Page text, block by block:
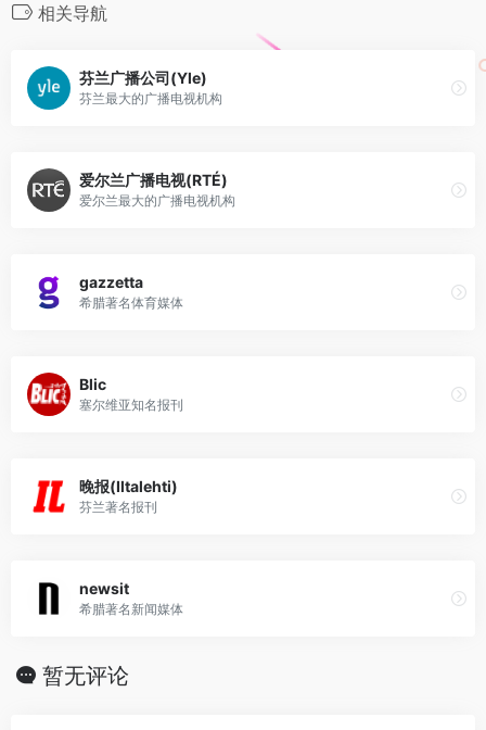
相关导航
芬兰广播公司(Yle)
芬兰最大的广播电视机构
爱尔兰广播电视(RTÉ)
爱尔兰最大的广播电视机构
gazzetta
希腊著名体育媒体
Blic
塞尔维亚知名报刊
晚报(Iltalehti)
芬兰著名报刊
newsit
希腊著名新闻媒体
暂无评论